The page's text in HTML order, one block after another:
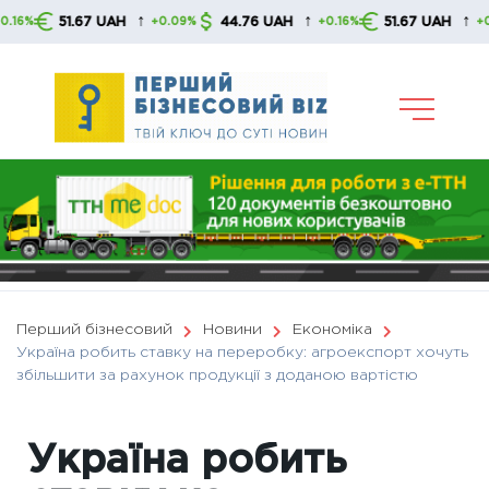
Skip
51.67 UAH ↑ +0.09% 44.76 UAH ↑ +0.16% 51.67 UAH ↑ +0.09%
Перший бізнесовий Новини
Економіка
Україна робить ставку на переробку: агроекспорт хочуть
збільшити за рахунок продукції з доданою вартістю
Україна робить